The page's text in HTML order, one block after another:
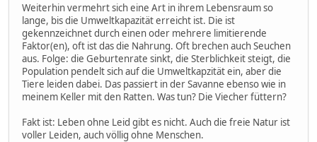
Weiterhin vermehrt sich eine Art in ihrem Lebensraum so
lange, bis die Umweltkapazität erreicht ist. Die ist
gekennzeichnet durch einen oder mehrere limitierende
Faktor(en), oft ist das die Nahrung. Oft brechen auch Seuchen
aus. Folge: die Geburtenrate sinkt, die Sterblichkeit steigt, die
Population pendelt sich auf die Umweltkapzität ein, aber die
Tiere leiden dabei. Das passiert in der Savanne ebenso wie in
meinem Keller mit den Ratten. Was tun? Die Viecher füttern?
Fakt ist: Leben ohne Leid gibt es nicht. Auch die freie Natur ist
voller Leiden, auch völlig ohne Menschen.